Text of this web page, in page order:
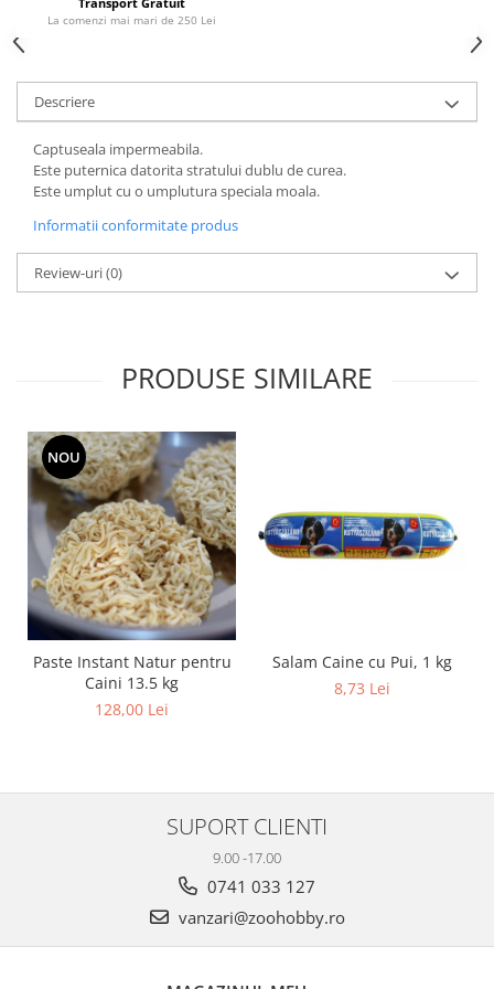
Accesorii Auto & Bicicletă
Accesorii Acasă și Mobilier
Botnițe
Identificare
Dresaj & Sport
La comenzi mai mari de 250 Lei
Descriere
Captuseala impermeabila.
Este puternica datorita stratului dublu de curea.
Este umplut cu o umplutura speciala moala.
Informatii conformitate produs
Review-uri(0)
PRODUSE SIMILARE
NOU
Paste Instant Natur pentru
Caini 13.5 kg
128,00 Lei
Salam Caine cu Pui, 1 kg
8,73 Lei
SUPORT CLIENTI
9.00 -17.00
0741 033 127
vanzari@zoohobby.ro